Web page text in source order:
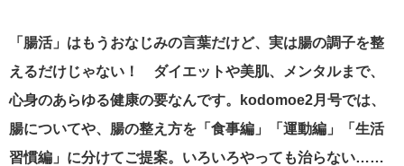
「腸活」はもうおなじみの言葉だけど、実は腸の調子を整
えるだけじゃない！ ダイエットや美肌、メンタルまで、
心身のあらゆる健康の要なんです。kodomoe2月号では、
腸についてや、腸の整え方を「食事編」「運動編」「生活
習慣編」に分けてご提案。いろいろやっても治らない……